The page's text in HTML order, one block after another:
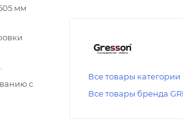
мм
с
Все товары категории
Все товары бренда